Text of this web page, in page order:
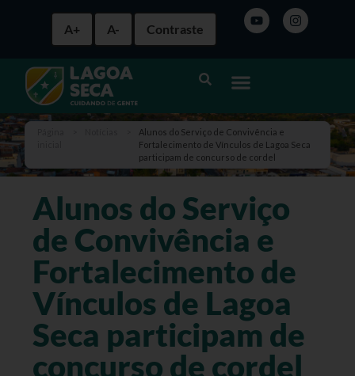
A+ A- Contraste
Alunos do Serviço de Convivência e
Fortalecimento de Vínculos de Lagoa Seca
participam de concurso de cordel
Alunos do Serviço
de Convivência e
Fortalecimento de
Vínculos de Lagoa
Seca participam de
concurso de cordel